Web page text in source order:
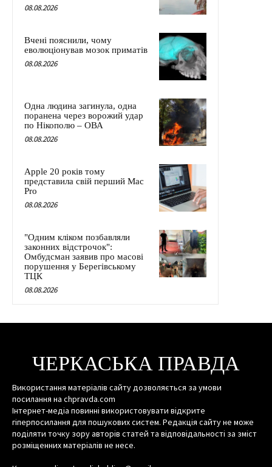
08.08.2026
Вчені пояснили, чому
еволюціонував мозок приматів
08.08.2026
Одна людина загинула, одна
поранена через ворожий удар
по Нікополю – ОВА
08.08.2026
Apple 20 років тому
представила свій перший Mac
Pro
08.08.2026
"Одним кліком позбавляли
законних відстрочок":
Омбудсман заявив про масові
порушення у Берегівському
ТЦК
08.08.2026
ЧЕРКАСЬКА ПРАВДА
Використання матеріалів сайту дозволяється за умови
посилання на chpravda.com
Інтернет-медіа повинні використовувати відкрите
гіперпосилання для пошукових систем. Редакція сайту не може
поділяти точку зору авторів статей та відповідальності за зміст
розміщенних матеріалів не несе.